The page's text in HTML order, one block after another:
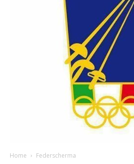
Home Federscherma